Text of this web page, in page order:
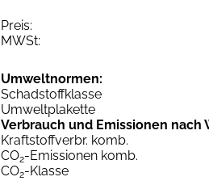
Preis:
MWSt:
Umweltnormen:
Schadstoffklasse
Umweltplakette
Verbrauch und Emissionen nach
Kraftstoffverbr. komb.
CO2-Emissionen komb.
CO2-Klasse